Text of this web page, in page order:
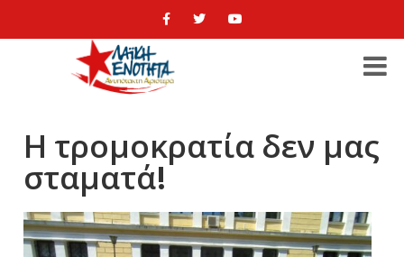
Η τρομοκρατία δεν μας
σταματά!